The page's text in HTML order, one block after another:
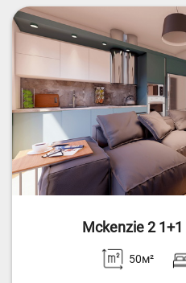
Mckenzie 2
50м²